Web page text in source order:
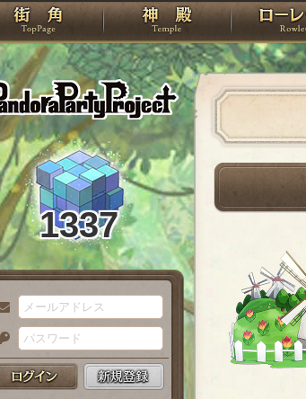
PandoraPartyProject
TOP 神殿
1337
メ